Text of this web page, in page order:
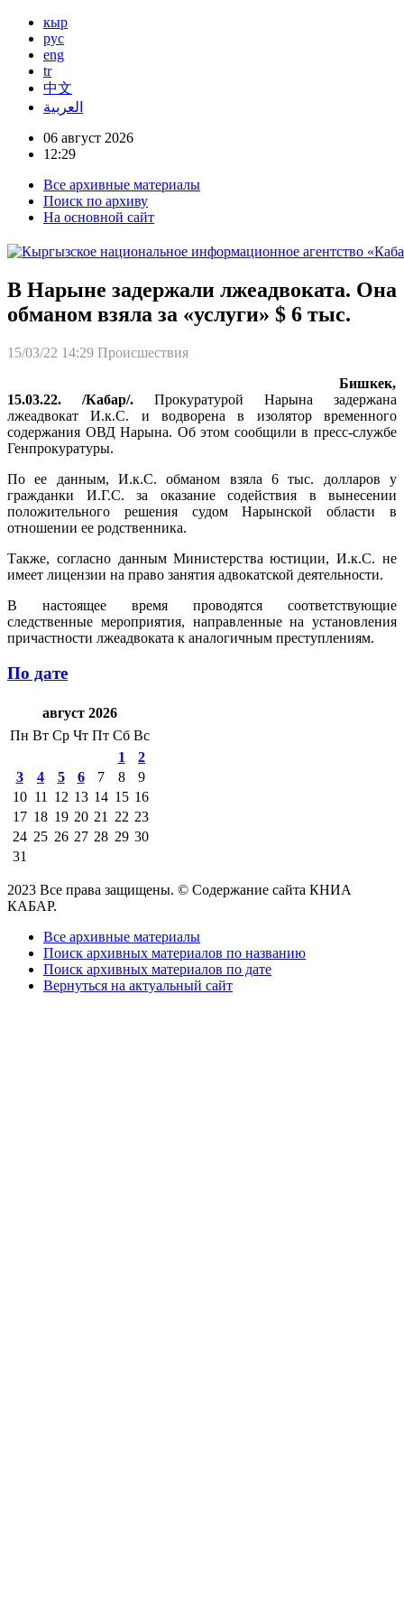
кыр
рус
eng
tr
中文
العربية
06 август 2026
12:29
Все архивные материалы
Поиск по архиву
На основной сайт
В Нарыне задержали лжеадвоката. Она
обманом взяла за «услуги» $ 6 тыс.
15/03/22 14:29 Происшествия
Бишкек,
15.03.22. /Кабар/. Прокуратурой Нарына задержана
лжеадвокат И.к.С. и водворена в изолятор временного
содержания ОВД Нарына. Об этом сообщили в пресс-службе
Генпрокуратуры.
По ее данным, И.к.С. обманом взяла 6 тыс. долларов у
гражданки И.Г.С. за оказание содействия в вынесении
положительного решения судом Нарынской области в
отношении ее родственника.
Также, согласно данным Министерства юстиции, И.к.С. не
имеет лицензии на право занятия адвокатской деятельности.
В настоящее время проводятся соответствующие
следственные мероприятия, направленные на установления
причастности лжеадвоката к аналогичным преступлениям.
По дате
август 2026
Пн Вт Ср Чт Пт Сб Вс
1
2
3
4 5 6 7 8
9
10 11 12 13 14 15 16
17 18 19 20 21 22 23
24 25 26 27 28 29 30
31
2023 Все права защищены. © Содержание сайта КНИА
КАБАР.
Все архивные материалы
Поиск архивных материалов по названию
Поиск архивных материалов по дате
Вернуться на актуальный сайт